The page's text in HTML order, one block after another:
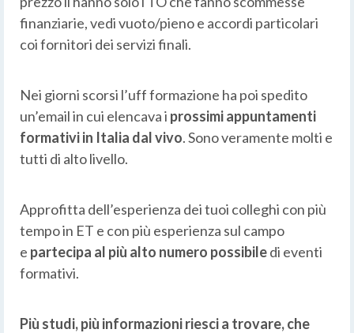
finanziarie, vedi vuoto/pieno e accordi particolari
coi fornitori dei servizi finali.
Nei giorni scorsi l’uff formazione ha poi spedito
un’email in cui elencava i prossimi appuntamenti
formativi in Italia dal vivo. Sono veramente molti e
tutti di alto livello.
Approfitta dell’esperienza dei tuoi colleghi con più
tempo in ET e con più esperienza sul campo
e partecipa al più alto numero possibiledi eventi
formativi.
Più studi, più informazioni riesci a trovare, che